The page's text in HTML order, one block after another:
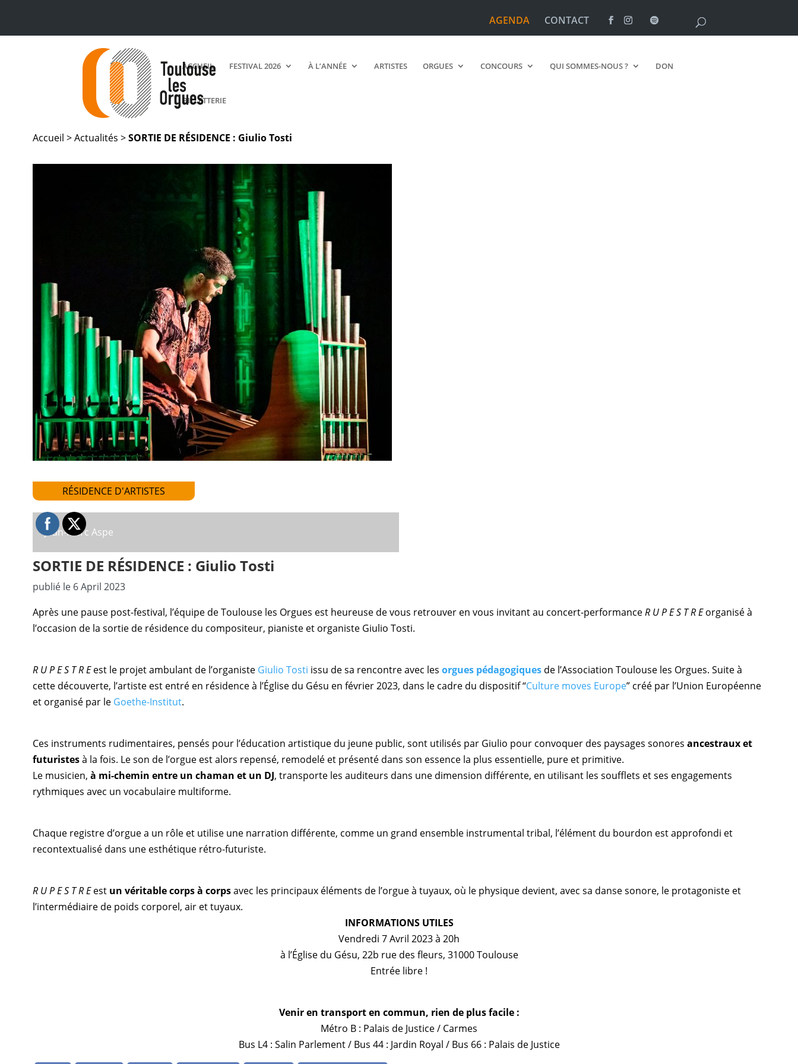
AGENDA CONTACT
ACCUEIL FESTIVAL 2026 À L’ANNÉE ARTISTES ORGUES CONCOURS QUI SOMMES-NOUS ? DON
BILLETTERIE
Accueil >Actualités >SORTIE DE RÉSIDENCE : Giulio Tosti
Jean-Marc Aspe
RÉSIDENCE D'ARTISTES
SORTIE DE RÉSIDENCE : Giulio Tosti
publié le 6 April 2023
Après une pause post-festival, l’équipe de Toulouse les Orgues est heureuse de vous retrouver en vous invitant au concert-performanceR U P E S T R Eorganisé à
l’occasion de la sortie de résidence du compositeur, pianiste et organiste Giulio Tosti.
R U P E S T R Eest le projet ambulant de l’organisteGiulio Tosti issu de sa rencontre avec les orgues pédagogiquesde l’Association Toulouse les Orgues. Suite à
cette découverte, l’artiste est entré en résidence à l’Église du Gésu en février 2023, dans le cadre du dispositif “Culture moves Europe” créé par l’Union Européenne
et organisé par le Goethe-Institut.
Ces instruments rudimentaires, pensés pour l’éducation artistique du jeune public, sont utilisés par Giulio pour convoquer des paysages sonores ancestraux et
futuristesà la fois. Le son de l’orgue est alors repensé, remodelé et présenté dans son essence la plus essentielle, pure et primitive.
Le musicien, à mi-chemin entre un chaman et un DJ, transporte les auditeurs dans une dimension différente, en utilisant les soufflets et ses engagements
rythmiques avec un vocabulaire multiforme.
Chaque registre d’orgue a un rôle et utilise une narration différente, comme un grand ensemble instrumental tribal, l’élément du bourdon est approfondi et
recontextualisé dans une esthétique rétro-futuriste.
R U P E S T R Eest un véritable corps à corpsavec les principaux éléments de l’orgue à tuyaux, où le physique devient, avec sa danse sonore, le protagoniste et
l’intermédiaire de poids corporel, air et tuyaux.
INFORMATIONS UTILES
Vendredi 7 Avril 2023 à 20h
à l’Église du Gésu, 22b rue des fleurs, 31000 Toulouse
Entrée libre !
Venir en transport en commun, rien de plus facile :
Métro B : Palais de Justice / Carmes
Bus L4 : Salin Parlement / Bus 44 : Jardin Royal / Bus 66 : Palais de Justice